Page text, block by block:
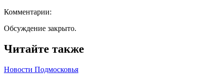
Комментарии:
Обсуждение закрыто.
Читайте также
Новости Подмосковья